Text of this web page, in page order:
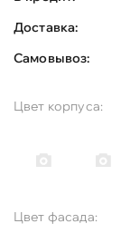
Доставка:
Самовывоз:
Цвет корпуса:
Цвет фасада: